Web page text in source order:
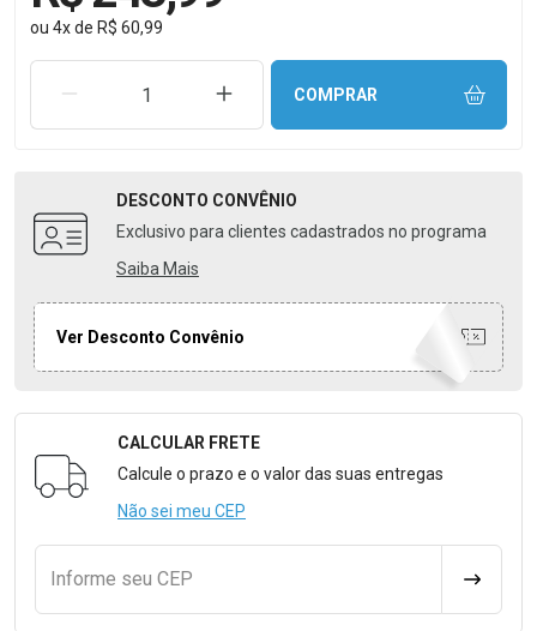
ou 4xde R$ 60,99
REMOVER UMA UNIDADEAUMENTAR UMA UNIDADE
COMPRAR
DESCONTO CONVÊNIO
Exclusivo para clientes cadastrados no programa
Saiba Mais
Ver Desconto Convênio
Formulário para Calcular o Frete
CALCULAR FRETE
Calcule o prazo e o valor das suas entregas
Não sei meu CEP
Informe seu CEP